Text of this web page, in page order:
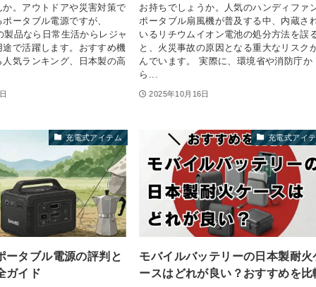
。アウトドアや災害対策で
ータブル電源ですが、
製品なら日常生活からレジャ
で活躍します。おすすめ機
気ランキング、日本製の高
お持ちでしょうか。人気のハンディファ
ポータブル扇風機が普及する中、内蔵さ
いるリチウムイオン電池の処分方法を誤
と、火災事故の原因となる重大なリスク
んでいます。 実際に、環境省や消防庁か
ら...
2025年10月16日
充電式アイテム
ータブル電源の評判と
ガイド
充電式アイ
モバイルバッテリーの日本製耐火
ースはどれが良い？おすすめを比